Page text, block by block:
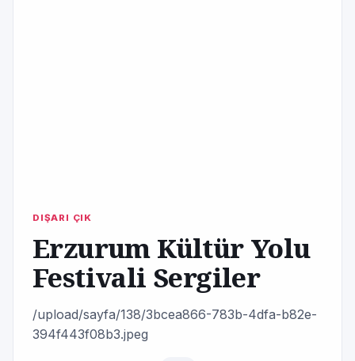
DIŞARI ÇIK
Erzurum Kültür Yolu
Festivali Sergiler
/upload/sayfa/138/3bcea866-783b-4dfa-b82e-
394f443f08b3.jpeg